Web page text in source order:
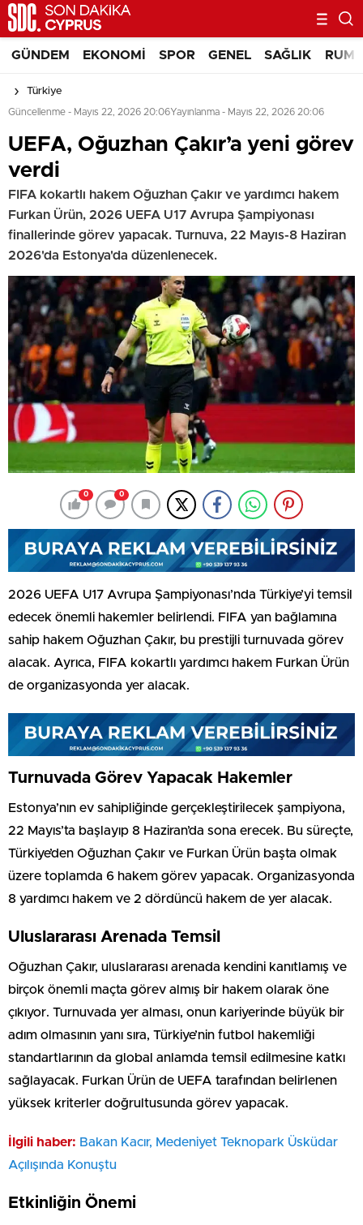
GÜNDEM EKONOMI SPOR GENEL SAĞLIK RUM
Türkiye
Güncellenme - Mayıs 22, 2026 20:06Yayınlanma - Mayıs 22, 2026 20:06
UEFA, Oğuzhan Çakır’a yeni görev
verdi
FIFA kokartlı hakem Oğuzhan Çakır ve yardımcı hakem
Furkan Ürün, 2026 UEFA U17 Avrupa Şampiyonası
finallerinde görev yapacak. Turnuva, 22 Mayıs-8 Haziran
2026'da Estonya'da düzenlenecek.
0 0
2026 UEFA U17 Avrupa Şampiyonası’nda Türkiye’yi temsil
edecek önemli hakemler belirlendi. FIFA yan bağlamına
sahip hakem Oğuzhan Çakır, bu prestijli turnuvada görev
alacak. Ayrıca, FIFA kokartlı yardımcı hakem Furkan Ürün
de organizasyonda yer alacak.
Turnuvada Görev Yapacak Hakemler
Estonya’nın ev sahipliğinde gerçekleştirilecek şampiyona,
22 Mayıs’ta başlayıp 8 Haziran’da sona erecek. Bu süreçte,
Türkiye’den Oğuzhan Çakır ve Furkan Ürün başta olmak
üzere toplamda 6 hakem görev yapacak. Organizasyonda
8 yardımcı hakem ve 2 dördüncü hakem de yer alacak.
Uluslararası Arenada Temsil
Oğuzhan Çakır, uluslararası arenada kendini kanıtlamış ve
birçok önemli maçta görev almış bir hakem olarak öne
çıkıyor. Turnuvada yer alması, onun kariyerinde büyük bir
adım olmasının yanı sıra, Türkiye’nin futbol hakemliği
standartlarının da global anlamda temsil edilmesine katkı
sağlayacak. Furkan Ürün de UEFA tarafından belirlenen
yüksek kriterler doğrultusunda görev yapacak.
İlgili haber: Bakan Kacır, Medeniyet Teknopark Üsküdar
Açılışında Konuştu
Etkinliğin Önemi